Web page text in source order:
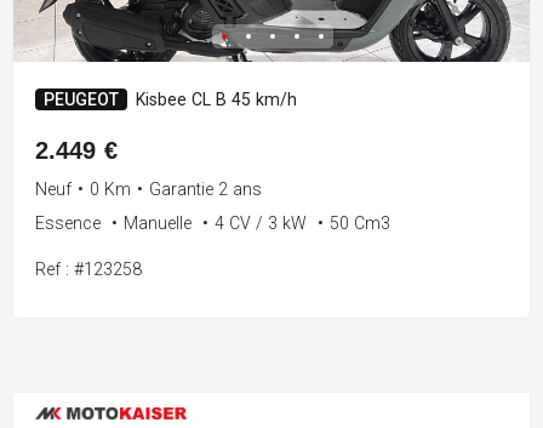
PEUGEOT Kisbee CL B 45 km/h
2.449 €
Neuf • 0 Km • Garantie 2 ans
Essence
• Manuelle • 4 CV / 3 kW • 50 Cm3
Ref : #123258